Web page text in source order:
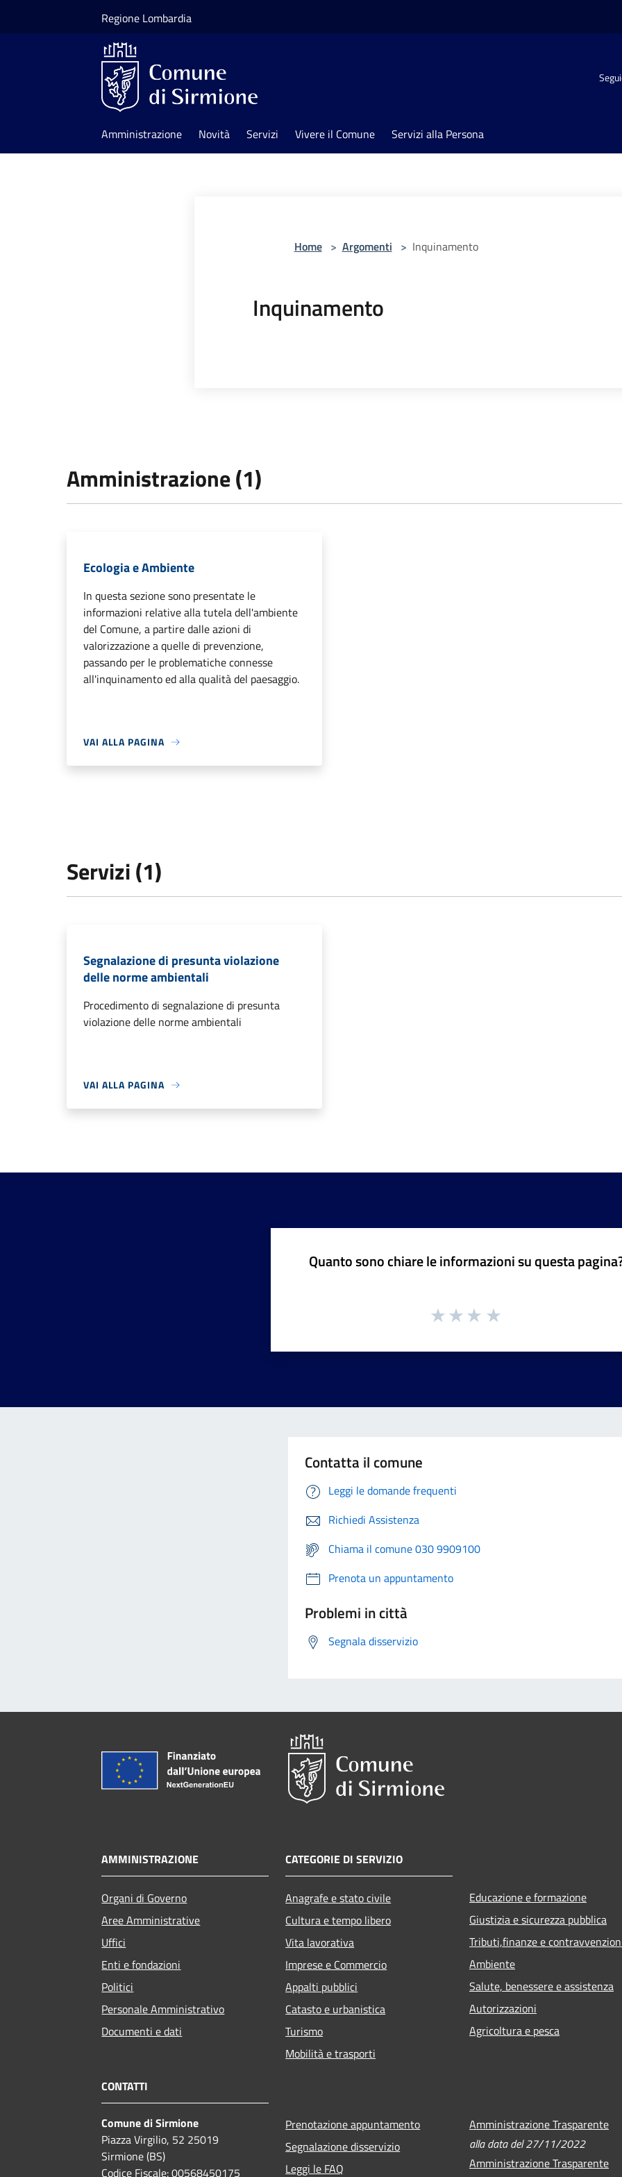
Regione Lombardia
Amministrazione Novità Servizi Vivere il Comune Servizi alla Persona
Home > Argomenti > Inquinamento
Inquinamento
Amministrazione (1)
Ecologia e Ambiente
In questa sezione sono presentate le
informazioni relative alla tutela dell'ambiente
del Comune, a partire dalle azioni di
valorizzazione a quelle di prevenzione,
passando per le problematiche connesse
all'inquinamento ed alla qualità del paesaggio.
VAI ALLA PAGINA
Servizi (1)
Segnalazione di presunta violazione
delle norme ambientali
Procedimento di segnalazione di presunta
violazione delle norme ambientali
VAI ALLA PAGINA
Quanto sono chiare le informazioni su questa
Contatta il comune
Leggi le domande frequenti
Richiedi Assistenza
Chiama il comune 030 9909100
Prenota un appuntamento
Problemi in città
Segnala disservizio
AMMINISTRAZIONE
Organi di Governo
Aree Amministrative
Uffici
Enti e fondazioni
Politici
Personale Amministrativo
Documenti e dati
CATEGORIE DI SERVIZIO
Anagrafe e stato civile
Cultura e tempo libero
Vita lavorativa
Imprese e Commercio
Appalti pubblici
Catasto e urbanistica
Turismo
Mobilità e trasporti
Educazione e formazione
Giustizia e sicurezza pubblica
Tributi,finanze e
Ambiente
Salute, benessere e assistenza
Autorizzazioni
Agricoltura e pesca
CONTATTI
Comune di Sirmione
Piazza Virgilio, 52 25019
Sirmione (BS)
Codice Fiscale: 00568450175
Prenotazione appuntamento
Segnalazione disservizio
Leggi le FAQ
Amministrazione Trasparente
alla data del 27/11/2022
Amministrazione Trasparente